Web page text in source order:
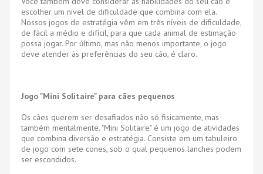
escolher um nível de dificuldade que combina com ela.
Nossos jogos de estratégia vêm em três níveis de dificuldade,
de fácil a médio e difícil, para que cada animal de estimação
possa jogar. Por último, mas não menos importante, o jogo
deve atender às preferências do seu cão, é claro.
Jogo "Mini Solitaire" para cães pequenos
Os cães querem ser desafiados não só fisicamente, mas
também mentalmente. "Mini Solitaire" é um jogo de atividades
que combina diversão e estratégia. Consiste em um tabuleiro
de jogo com sete cones, sob o qual pequenos lanches podem
ser escondidos.